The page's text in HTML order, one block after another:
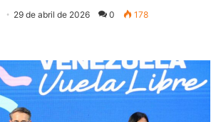
29 de abril de 2026 0 178